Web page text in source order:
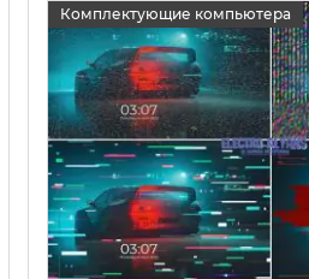
Комплектующие компьютера